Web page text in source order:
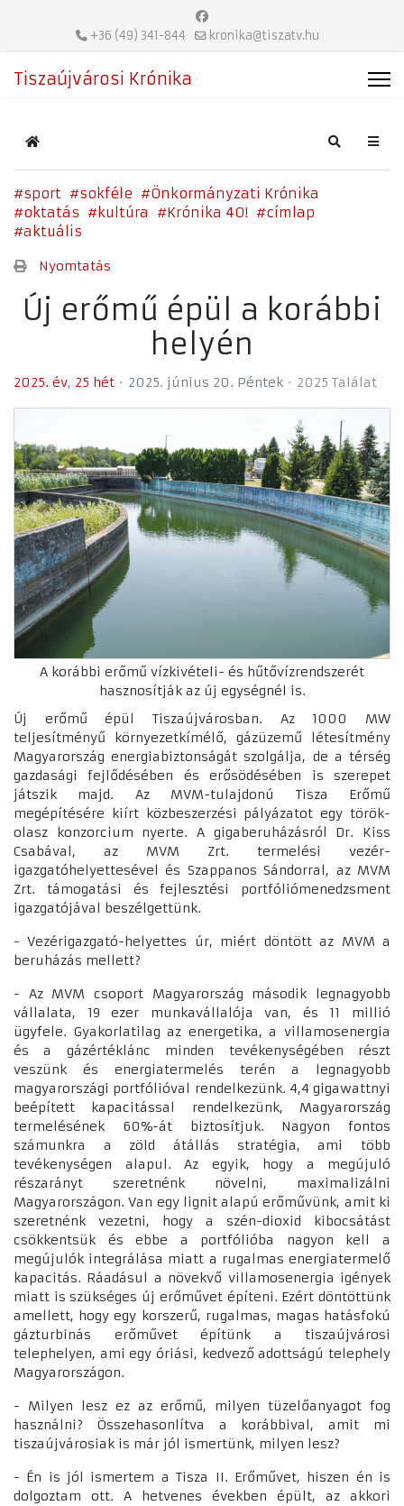
+36 (49) 341-844 kronika@tiszatv.hu
Tiszaújvárosi Krónika
Home Search
sport sokféle
Önkormányzati Krónika
oktatás
kultúra Krónika 40!
címlap
aktuális
Nyomtatás
Új erőmű épül a korábbi
helyén
2025. év 25 hét 2025. június 20. Péntek 2025 Találat
A korábbi erőmű vízkivételi- és hűtővízrendszerét
hasznosítják az új egységnél is.
Új erőmű épül Tiszaújvárosban. Az 1000 MW
teljesítményű környezetkímélő, gázüzemű létesítmény
Magyarország energiabiztonságát szolgálja, de a térség
gazdasági fejlődésében és erősödésében is szerepet
játszik majd. Az MVM-tulajdonú Tisza Erőmű
megépítésére kiírt közbeszerzési pályázatot egy török-
olasz konzorcium nyerte. A gigaberuházásról Dr. Kiss
Csabával, az MVM Zrt. termelési vezér-
igazgatóhelyettesével és Szappanos Sándorral, az MVM
Zrt. támogatási és fejlesztési portfóliómenedzsment
igazgatójával beszélgettünk.
- Vezérigazgató-helyettes úr, miért döntött az MVM a
beruházás mellett?
- Az MVM csoport Magyarország második legnagyobb
vállalata, 19 ezer munkavállalója van, és 11 millió
ügyfele. Gyakorlatilag az energetika, a villamosenergia
és a gázértéklánc minden tevékenységében részt
veszünk és energiatermelés terén a legnagyobb
magyarországi portfólióval rendelkezünk. 4,4 gigawattnyi
beépített kapacitással rendelkezünk, Magyarország
termelésének 60%-át biztosítjuk. Nagyon fontos
számunkra a zöld átállás stratégia, ami több
tevékenységen alapul. Az egyik, hogy a megújuló
részarányt szeretnénk növelni, maximalizálni
Magyarországon. Van egy lignit alapú erőművünk, amit ki
szeretnénk vezetni, hogy a szén-dioxid kibocsátást
csökkentsük és ebbe a portfólióba nagyon kell a
megújulók integrálása miatt a rugalmas energiatermelő
kapacitás. Ráadásul a növekvő villamosenergia igények
miatt is szükséges új erőművet építeni. Ezért döntöttünk
amellett, hogy egy korszerű, rugalmas, magas hatásfokú
gázturbinás erőművet építünk a tiszaújvárosi
telephelyen, ami egy óriási, kedvező adottságú telephely
Magyarországon.
- Milyen lesz ez az erőmű, milyen tüzelőanyagot fog
használni? Összehasonlítva a korábbival, amit mi
tiszaújvárosiak is már jól ismertünk, milyen lesz?
- Én is jól ismertem a Tisza II. Erőművet, hiszen én is
dolgoztam ott. A hetvenes években épült, az akkori